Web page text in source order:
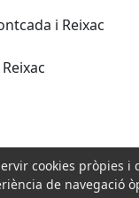
i Reixac
de:cookies pròpies i
de navegació